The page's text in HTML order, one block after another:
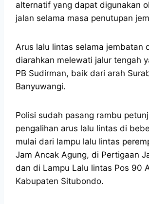
alternatif yang dapat digunakan
jalan selama masa penutupan
Arus lalu lintas selama jembatan
diarahkan melewati jalur tengah
PB Sudirman, baik dari arah
Banyuwangi.
Polisi sudah pasang rambu
pengalihan arus lalu lintas di
mulai dari lampu lalu lintas
Jam Ancak Agung, di Pertigaan
dan di Lampu Lalu lintas Pos 90
Kabupaten Situbondo.